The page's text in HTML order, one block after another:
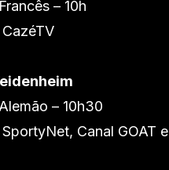
– 10h
– 10h30
Canal GOAT e